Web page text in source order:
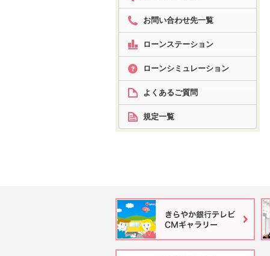
お問い合わせ先一覧
ローンステーション
ローンシミュレーション
よくあるご質問
規定一覧